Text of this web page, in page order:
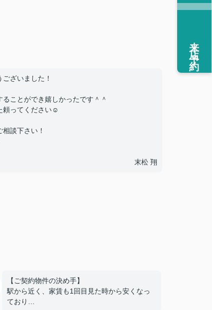
ざいました！
ことができ嬉しかったです＾＾
頼ってください☺
談下さい！
末松 翔
【ご契約物件の決め手】
駅から近く、家賃も1回目見た時から安くなっ
ており
来店予約